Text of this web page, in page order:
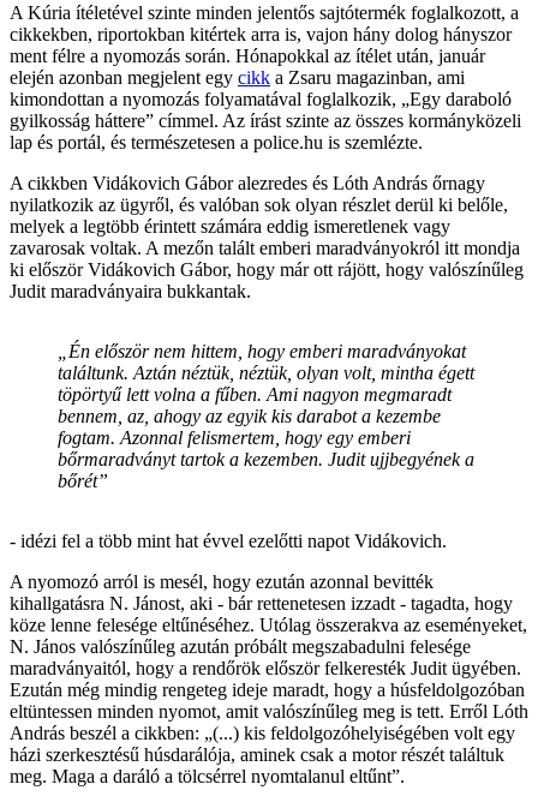
A Kúria ítéletével szinte minden jelentős sajtótermék foglalkozott, a
cikkekben, riportokban kitértek arra is, vajon hány dolog hányszor
ment félre a nyomozás során. Hónapokkal az ítélet után, január
elején azonban megjelent egy cikk a Zsaru magazinban, ami
kimondottan a nyomozás folyamatával foglalkozik, „Egy daraboló
gyilkosság háttere” címmel. Az írást szinte az összes kormányközeli
lap és portál, és természetesen a police.hu is szemlézte.
A cikkben Vidákovich Gábor alezredes és Lóth András őrnagy
nyilatkozik az ügyről, és valóban sok olyan részlet derül ki belőle,
melyek a legtöbb érintett számára eddig ismeretlenek vagy
zavarosak voltak. A mezőn talált emberi maradványokról itt mondja
ki először Vidákovich Gábor, hogy már ott rájött, hogy valószínűleg
Judit maradványaira bukkantak.
„Én először nem hittem, hogy emberi maradványokat
találtunk. Aztán néztük, néztük, olyan volt, mintha égett
töpörtyű lett volna a fűben. Ami nagyon megmaradt
bennem, az, ahogy az egyik kis darabot a kezembe
fogtam. Azonnal felismertem, hogy egy emberi
bőrmaradványt tartok a kezemben. Judit ujjbegyének a
bőrét”
- idézi fel a több mint hat évvel ezelőtti napot Vidákovich.
A nyomozó arról is mesél, hogy ezután azonnal bevitték
kihallgatásra N. Jánost, aki - bár rettenetesen izzadt - tagadta, hogy
köze lenne felesége eltűnéséhez. Utólag összerakva az eseményeket,
N. János valószínűleg azután próbált megszabadulni felesége
maradványaitól, hogy a rendőrök először felkeresték Judit ügyében.
Ezután még mindig rengeteg ideje maradt, hogy a húsfeldolgozóban
eltüntessen minden nyomot, amit valószínűleg meg is tett. Erről Lóth
András beszél a cikkben: „(...) kis feldolgozóhelyiségében volt egy
házi szerkesztésű húsdarálója, aminek csak a motor részét találtuk
meg. Maga a daráló a tölcsérrel nyomtalanul eltűnt”.